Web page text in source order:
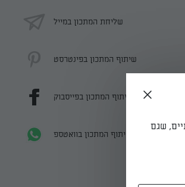
שליחת המתכון במייל
שיתוף המתכון בפינטרסט
שיתוף המתכון בפייסבוק
שיתוף המתכון בוואטספ
שגם